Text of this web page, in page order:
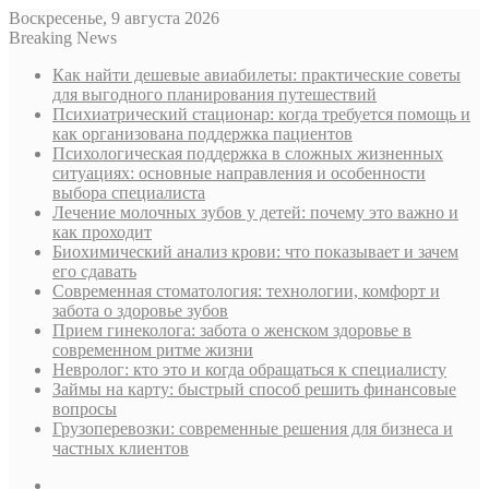
Воскресенье, 9 августа 2026
Breaking News
Как найти дешевые авиабилеты: практические советы
для выгодного планирования путешествий
Психиатрический стационар: когда требуется помощь и
как организована поддержка пациентов
Психологическая поддержка в сложных жизненных
ситуациях: основные направления и особенности
выбора специалиста
Лечение молочных зубов у детей: почему это важно и
как проходит
Биохимический анализ крови: что показывает и зачем
его сдавать
Современная стоматология: технологии, комфорт и
забота о здоровье зубов
Прием гинеколога: забота о женском здоровье в
современном ритме жизни
Невролог: кто это и когда обращаться к специалисту
Займы на карту: быстрый способ решить финансовые
вопросы
Грузоперевозки: современные решения для бизнеса и
частных клиентов